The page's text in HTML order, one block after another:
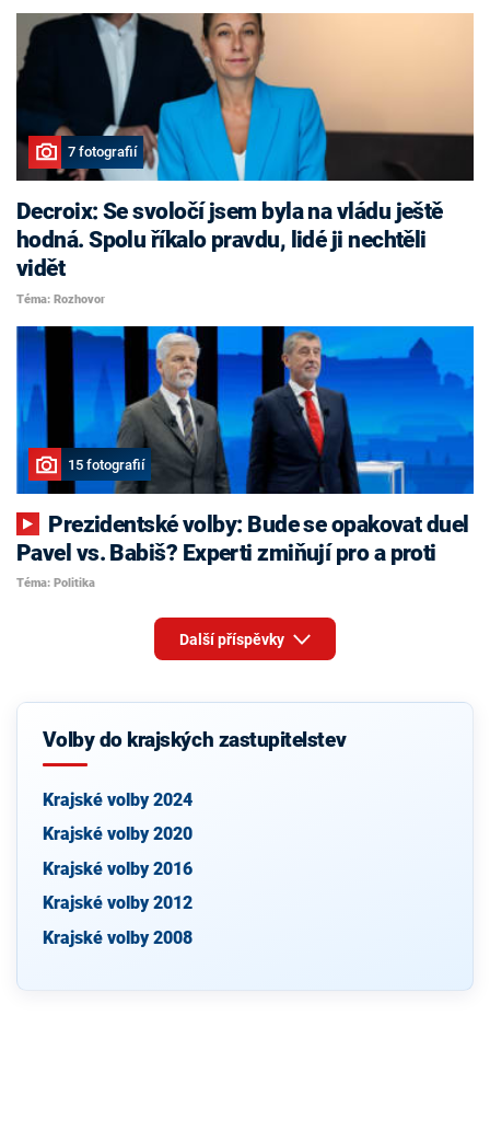
7 fotografií
Decroix: Se svoločí jsem byla na vládu ještě
hodná. Spolu říkalo pravdu, lidé ji nechtěli
vidět
Téma: Rozhovor
15 fotografií
Pavel vs. Babiš? Experti zmiňují pro a proti
Téma: Politika
Další příspěvky
Volby do krajských zastupitelstev
Krajské volby 2024
Krajské volby 2020
Krajské volby 2016
Krajské volby 2012
Krajské volby 2008